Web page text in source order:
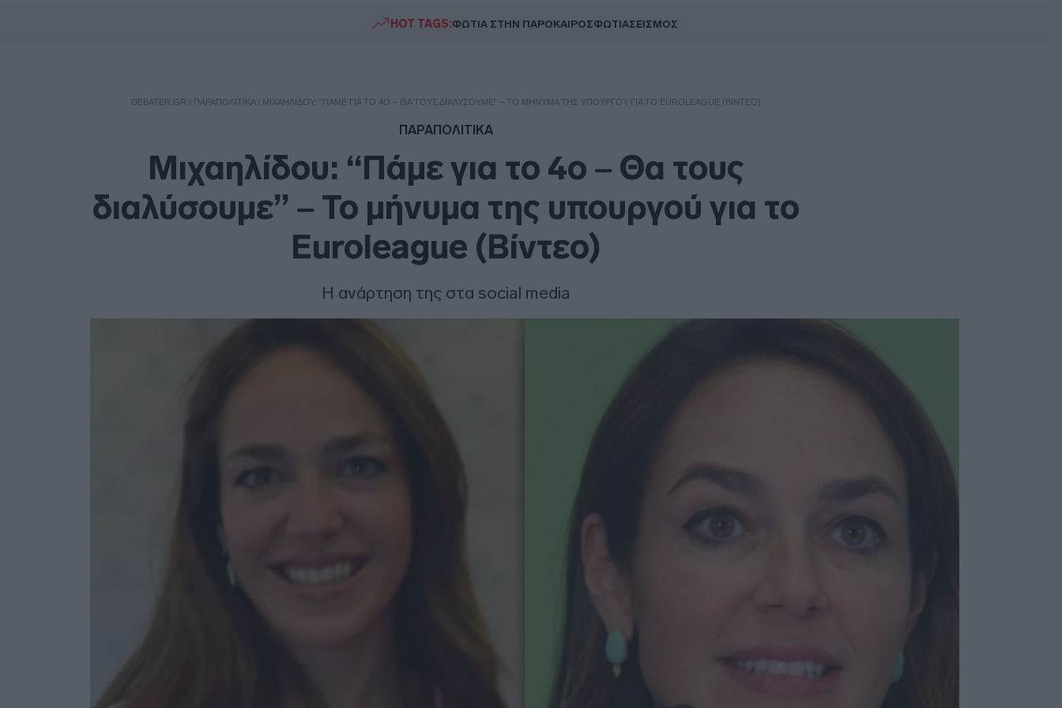
HOT TAGS:ΦΩΤΙΑ ΣΤΗΝ ΠΑΡΟΚΑΙΡΟΣΦΩΤΙΑΣΕΙΣΜΟΣ
DEBATER.GR / ΠΑΡΑΠΟΛΙΤΙΚΑ/ ΜΙΧΑΗΛΊΔΟΥ: “ΠΆΜΕ ΓΙΑ ΤΟ 4Ο – ΘΑ ΤΟΥΣ ΔΙΑΛΎΣΟΥΜΕ” – ΤΟ ΜΉΝΥΜΑ ΤΗΣ ΥΠΟΥΡΓΟΎ ΓΙΑ ΤΟ EUROLEAGUE (ΒΊΝΤΕΟ)
ΠΑΡΑΠΟΛΙΤΙΚΑ
Μιχαηλίδου: “Πάμε για το 4ο – Θα τους
διαλύσουμε” – Το μήνυμα της υπουργού για το
Euroleague (Βίντεο)
Η ανάρτηση της στα social media